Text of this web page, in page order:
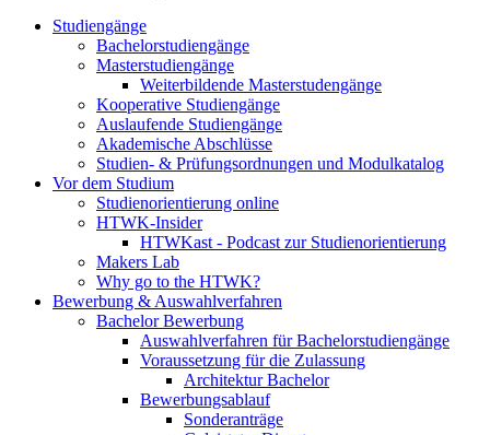
Studiengänge
Bachelorstudiengänge
Masterstudiengänge
Weiterbildende Masterstudengänge
Kooperative Studiengänge
Auslaufende Studiengänge
Akademische Abschlüsse
Studien- & Prüfungsordnungen und Modulkatalog
Vor dem Studium
Studienorientierung online
HTWK-Insider
HTWKast - Podcast zur Studienorientierung
Makers Lab
Why go to the HTWK?
Bewerbung & Auswahlverfahren
Bachelor Bewerbung
Auswahlverfahren für Bachelorstudiengänge
Voraussetzung für die Zulassung
Architektur Bachelor
Bewerbungsablauf
Sonderanträge